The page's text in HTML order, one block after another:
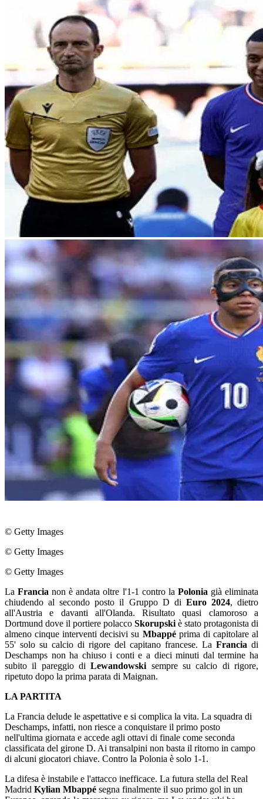
© Getty Images
© Getty Images
© Getty Images
LaFrancianon è andata oltre l'1-1 contro la Polonia già eliminata
chiudendo al secondo posto il Gruppo D di Euro 2024, dietro
all'Austria e davanti all'Olanda. Risultato quasi clamoroso a
Dortmund dove il portiere polacco Skorupski è stato protagonista di
almeno cinque interventi decisivi su Mbappé prima di capitolare al
55' solo su calcio di rigore del capitano francese. La Francia di
Deschamps non ha chiuso i conti e a dieci minuti dal termine ha
subito il pareggio diLewandowski sempre su calcio di rigore,
ripetuto dopo la prima parata di Maignan.
LA PARTITA
La Francia delude le aspettative e si complica la vita. La squadra di
Deschamps, infatti, non riesce a conquistare il primo posto
nell'ultima giornata e accede agli ottavi di finale come seconda
classificata del girone D. Ai transalpini non basta il ritorno in campo
di alcuni giocatori chiave. Contro la Polonia è solo 1-1.
La difesa è instabile e l'attacco inefficace. La futura stella del Real
Madrid Kylian Mbappé segna finalmente il suo primo gol in un